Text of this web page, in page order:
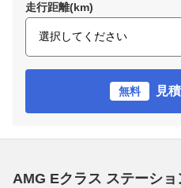
走行距離(km)
無料 見
AMG Eクラス ステーシ